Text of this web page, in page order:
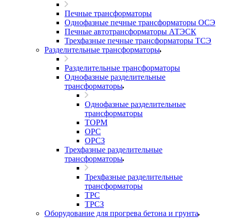
Печные трансформаторы
Однофазные печные трансформаторы ОСЭ
Печные автотрансформаторы АТЭСК
Трехфазные печные трансформаторы ТСЭ
Разделительные трансформаторы
Разделительные трансформаторы
Однофазные разделительные
трансформаторы
Однофазные разделительные
трансформаторы
ТОРМ
ОРС
ОРСЗ
Трехфазные разделительные
трансформаторы
Трехфазные разделительные
трансформаторы
ТРС
ТРСЗ
Оборудование для прогрева бетона и грунта